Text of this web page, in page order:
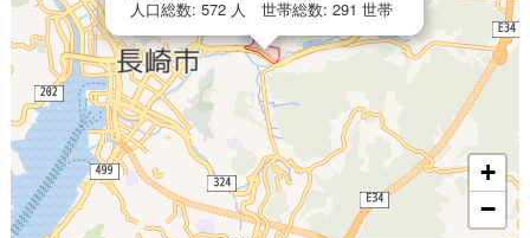
人口総数: 572 人 世帯総数: 291 世帯
+
−